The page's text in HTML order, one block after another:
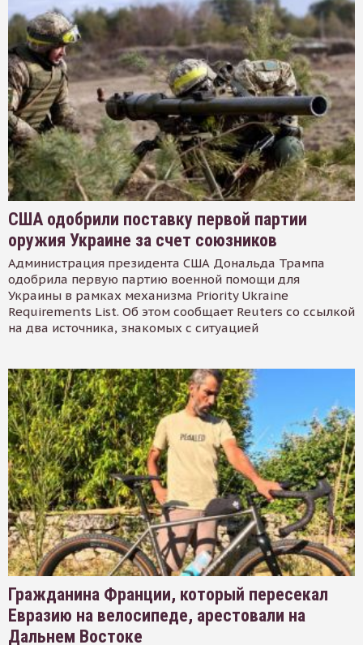
США одобрили поставку первой партии
оружия Украине за счет союзников
Администрация президента США Дональда Трампа
одобрила первую партию военной помощи для
Украины в рамках механизма Priority Ukraine
Requirements List. Об этом сообщает Reuters со ссылкой
на два источника, знакомых с ситуацией
Гражданина Франции, который пересекал
Евразию на велосипеде, арестовали на
Дальнем Востоке